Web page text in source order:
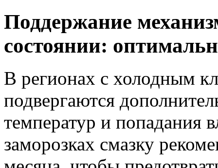
Поддержание
состоянии:
В регионах с холодным
подвергаются
температур и попадания
заморозках смазку